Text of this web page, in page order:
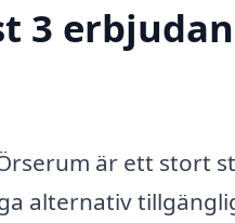
3
är ett stort
alternativ